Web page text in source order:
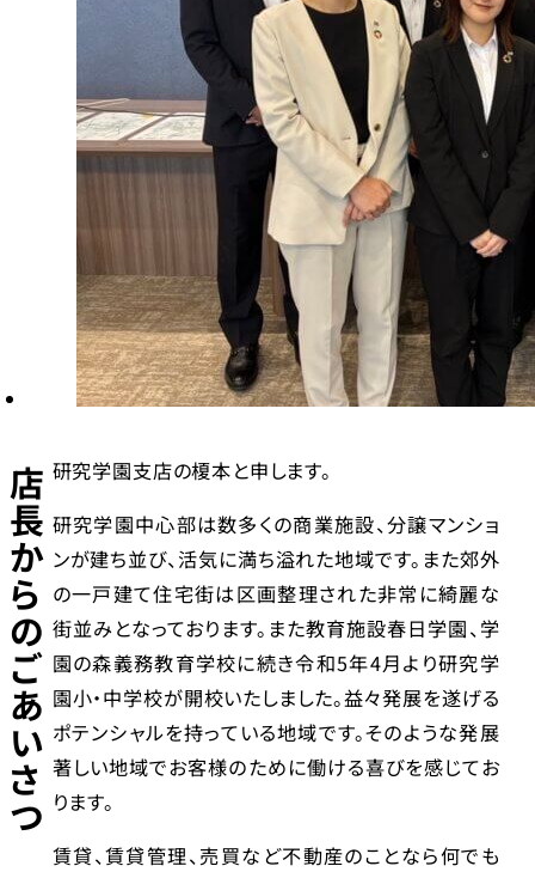
店
長
か
ら
の
ご
あ
い
さ
つ
研究学園支店の榎本と申します。
研究学園中心部は数多くの商業施設、分譲マンショ
ンが建ち並び、活気に満ち溢れた地域です。また郊外
の一戸建て住宅街は区画整理された非常に綺麗な
街並みとなっております。また教育施設春日学園、学
園の森義務教育学校に続き令和5年4月より研究学
園小・中学校が開校いたしました。益々発展を遂げる
ポテンシャルを持っている地域です。そのような発展
著しい地域でお客様のために働ける喜びを感じてお
ります。
賃貸、賃貸管理、売買など不動産のことなら何でも